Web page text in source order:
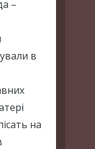
–
в
на